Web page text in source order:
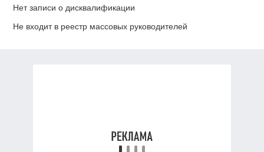
Нет записи о дисквалификации
Не входит в реестр массовых руководителей